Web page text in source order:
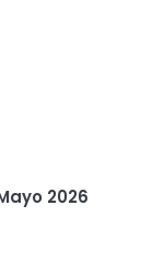
2026